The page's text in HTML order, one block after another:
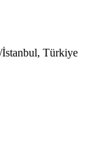
İstanbul, Türkiye